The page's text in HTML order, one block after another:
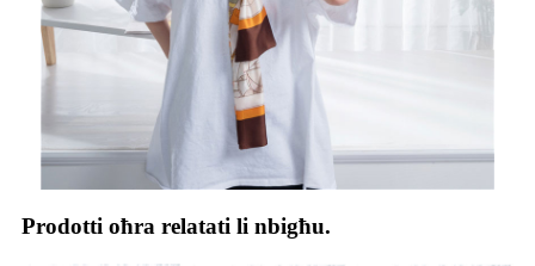
Prodotti oħra relatati li nbigħu.